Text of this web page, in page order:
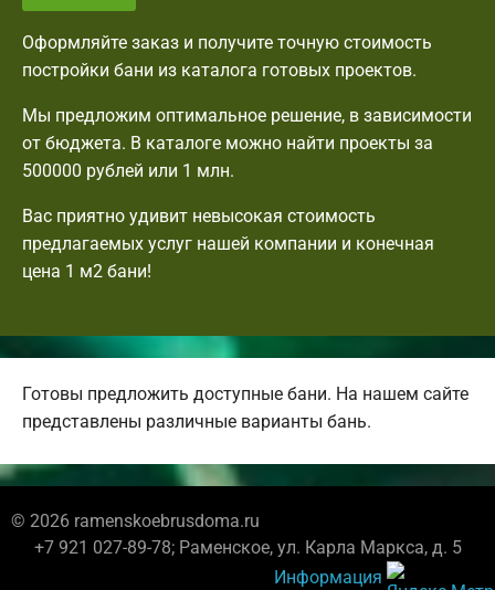
Оформляйте заказ и получите точную стоимость
постройки бани из каталога готовых проектов.
Мы предложим оптимальное решение, в зависимости
от бюджета. В каталоге можно найти проекты за
500000 рублей или 1 млн.
Вас приятно удивит невысокая стоимость
предлагаемых услуг нашей компании и конечная
цена 1 м2 бани!
Готовы предложить доступные бани. На нашем сайте
представлены различные варианты бань.
© 2026 ramenskoebrusdoma.ru
+7 921 027-89-78; Раменское, ул. Карла Маркса, д. 5
Информация